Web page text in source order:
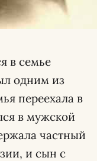
в семье
одним из
переехала в
в мужской
частный
и сын с